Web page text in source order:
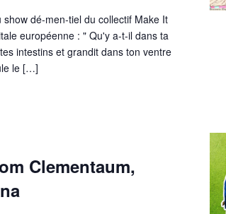
show dé-men-tiel du collectif Make It
européenne : " Qu'y a-t-il dans ta
intestins et grandit dans ton ventre
le […]
Clementaum,